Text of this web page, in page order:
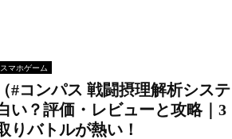
スマホゲーム
#コンパス 戦闘摂理解析システ
い？評価・レビューと攻略｜3
りバトルが熱い！